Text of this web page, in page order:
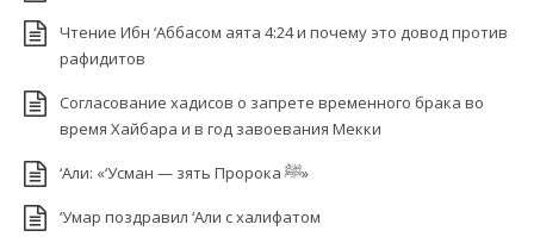
Чтение Ибн ‘Аббасом аята 4:24 и почему это довод против
рафидитов
Согласование хадисов о запрете временного брака во
время Хайбара и в год завоевания Мекки
‘Али: «‘Усман — зять Пророка ﷺ»
‘Умар поздравил ‘Али с халифатом